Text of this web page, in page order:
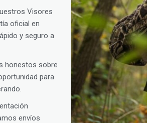
Visores
oficial en
y seguro a
honestos sobre
para
envíos